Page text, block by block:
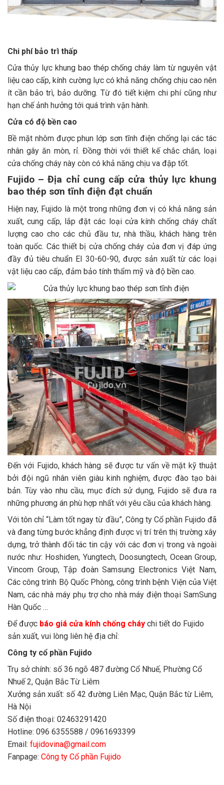
Chi phí bảo trì thấp
Cửa thủy lực khung bao thép chống cháy làm từ nguyên vật
liệu cao cấp, kính cường lực có khả năng chống chịu cao nên
ít cần bảo trì, bảo dưỡng. Từ đó tiết kiệm chi phí cũng như
hạn chế ảnh hưởng tới quá trình vận hành.
Cửa có độ bền cao
Bề mặt nhôm được phun lớp sơn tĩnh điện chống lại các tác
nhân gây ăn mòn, rỉ. Đồng thời với thiết kế chắc chắn, loại
cửa chống cháy này còn có khả năng chịu va đập tốt.
Fujido – Địa chỉ cung cấp cửa thủy lực khung
bao thép sơn tĩnh điện đạt chuẩn
Hiện nay, Fujido là một trong những đơn vị có khả năng sản
xuất, cung cấp, lắp đặt các loại cửa kính chống cháy chất
lượng cao cho các chủ đầu tư, nhà thầu, khách hàng trên
toàn quốc. Các thiết bị cửa chống cháy của đơn vị đáp ứng
đầy đủ tiêu chuẩn EI 30-60-90, được sản xuất từ các loại
vật liệu cao cấp, đảm bảo tính thẩm mỹ và độ bền cao.
Đến với Fujido, khách hàng sẽ được tư vấn về mặt kỹ thuật
bởi đội ngũ nhân viên giàu kinh nghiệm, được đào tạo bài
bản. Tùy vào nhu cầu, mục đích sử dụng, Fujido sẽ đưa ra
những phương án phù hợp nhất với yêu cầu của khách hàng.
Với tôn chỉ “Làm tốt ngay từ đầu”, Công ty Cổ phần Fujido đã
và đang từng bước khẳng định được vị trí trên thị trường xây
dựng, trở thành đối tác tin cậy với các đơn vị trong và ngoài
nước như: Hoshiden, Yungtech, Doosungtech, Ocean Group,
Vincom Group, Tập đoàn Samsung Electronics Việt Nam,
Các công trình Bộ Quốc Phòng, công trình bệnh Viện của Việt
Nam, các nhà máy phụ trợ cho nhà máy điện thoại SamSung
Hàn Quốc …
Để được báo giá cửa kính chống cháy chi tiết do Fujido
sản xuất, vui lòng liên hệ địa chỉ:
Công ty cổ phần Fujido
Trụ sở chính: số 36 ngõ 487 đường Cổ Nhuế, Phường Cổ
Nhuế 2, Quận Bắc Từ Liêm
Xưởng sản xuất: số 42 đường Liên Mạc, Quận Bắc từ Liêm,
Hà Nội
Số điện thoại: 02463291420
Hotline: 096 6355588 / 0961693399
Email: fujidovina@gmail.com
Fanpage: Công ty Cổ phần Fujido